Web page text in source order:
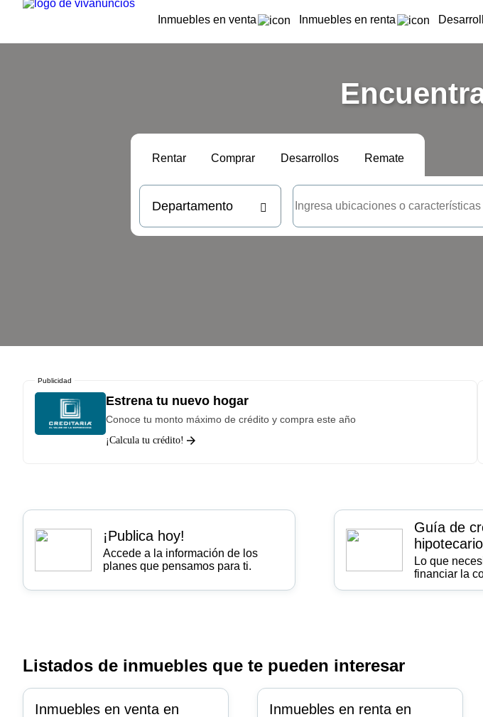
Inmuebles en venta Inmuebles en renta
Rentar Comprar Desarrollos Remate
Publicidad
Estrena tu nuevo hogar
Conoce tu monto máximo de crédito y compra este año
¡Calcula tu crédito!
¡Publica hoy!
Accede a la información de los
planes que pensamos para ti.
Guía de
Lo que
financiar la
Listados de inmuebles que te pueden interesar
Inmuebles en venta en
Inmuebles en renta en